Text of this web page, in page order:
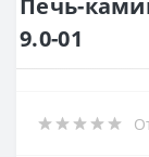
Печь-
9.0-01